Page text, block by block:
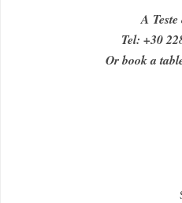
A
Tel: +30
Or book a